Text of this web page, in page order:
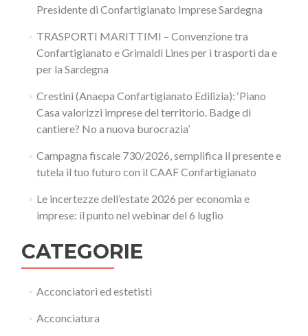
Presidente di Confartigianato Imprese Sardegna
TRASPORTI MARITTIMI – Convenzione tra
Confartigianato e Grimaldi Lines per i trasporti da e
per la Sardegna
Crestini (Anaepa Confartigianato Edilizia): ‘Piano
Casa valorizzi imprese del territorio. Badge di
cantiere? No a nuova burocrazia’
Campagna fiscale 730/2026, semplifica il presente e
tutela il tuo futuro con il CAAF Confartigianato
Le incertezze dell’estate 2026 per economia e
imprese: il punto nel webinar del 6 luglio
CATEGORIE
Acconciatori ed estetisti
Acconciatura